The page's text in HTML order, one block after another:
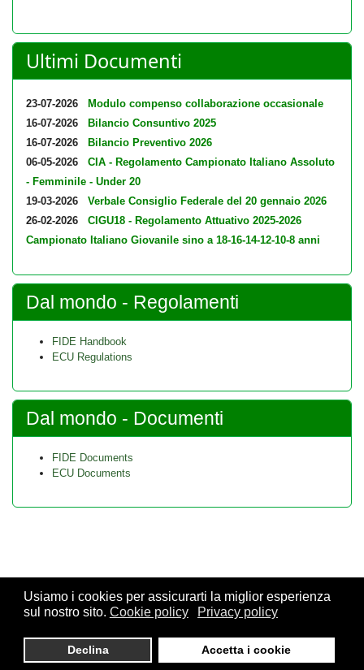
Usiamo i cookies per assicurarti la miglior esperienza
sul nostro sito. Cookie policy Privacy policy
Declina
Accetta i cookie
Ultimi Documenti
23-07-2026
Modulo compenso collaborazione occasionale
16-07-2026
Bilancio Consuntivo 2025
16-07-2026
Bilancio Preventivo 2026
06-05-2026
CIA - Regolamento Campionato Italiano Assoluto
- Femminile - Under 20
19-03-2026
Verbale Consiglio Federale del 20 gennaio 2026
26-02-2026
CIGU18 - Regolamento Attuativo 2025-2026
Campionato Italiano Giovanile sino a 18-16-14-12-10-8 anni
Dal mondo - Regolamenti
FIDE Handbook
ECU Regulations
Dal mondo - Documenti
FIDE Documents
ECU Documents
Giovanna, 12 - 20129 Milano - CF. 80105170155 - P. Iva
10013490155 - Email fsi@federscacchi.it - Tel. 02.86464369 -